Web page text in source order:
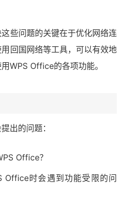
些问题的关键在于优化网络连
回国网络等工具，可以有效地
WPS Office的各项功能。
出的问题：
Office？
Office时会遇到功能受限的问